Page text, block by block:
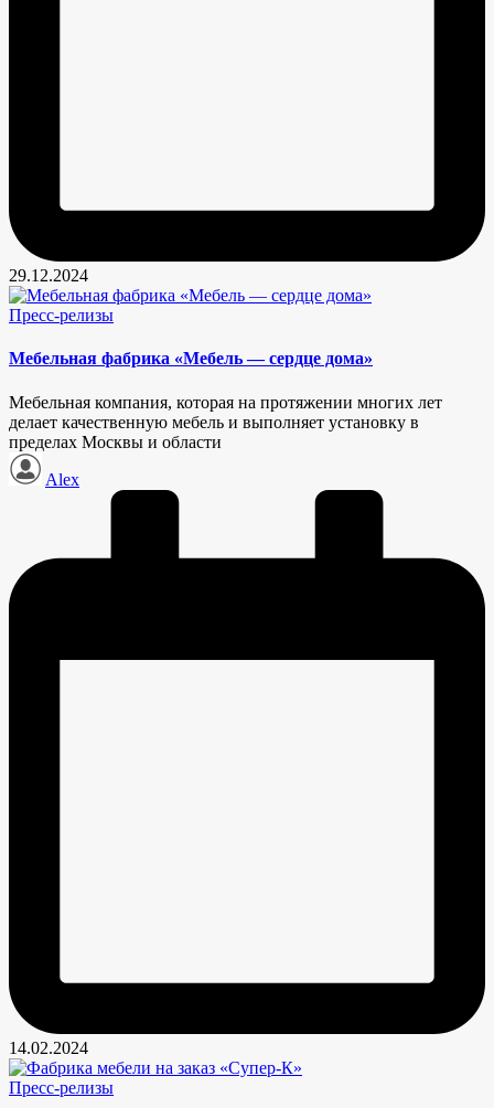
29.12.2024
Опубликовано
Пресс-релизы
Мебельная фабрика «Мебель — сердце дома»
Мебельная компания, которая на протяжении многих лет
делает качественную мебель и выполняет установку в
пределах Москвы и области
Запись
от
Alex
14.02.2024
Опубликовано
Пресс-релизы